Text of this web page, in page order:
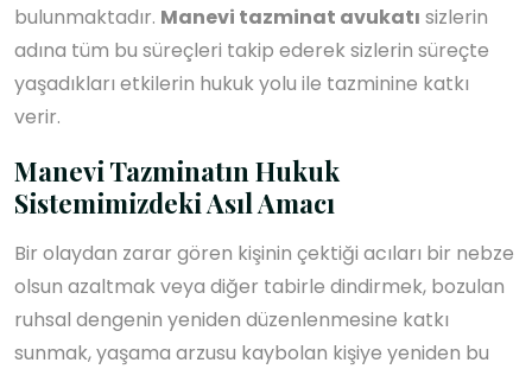
bulunmaktadır. Manevi tazminat avukatı sizlerin
adına tüm bu süreçleri takip ederek sizlerin süreçte
yaşadıkları etkilerin hukuk yolu ile tazminine katkı
verir.
Manevi Tazminatın Hukuk
Sistemimizdeki Asıl Amacı
Bir olaydan zarar gören kişinin çektiği acıları bir nebze
olsun azaltmak veya diğer tabirle dindirmek, bozulan
ruhsal dengenin yeniden düzenlenmesine katkı
sunmak, yaşama arzusu kaybolan kişiye yeniden bu